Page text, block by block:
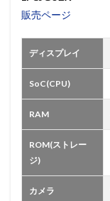
販売ページ
ディスプレイ
SoC(CPU)
RAM
ROM(ストレー
ジ)
カメラ